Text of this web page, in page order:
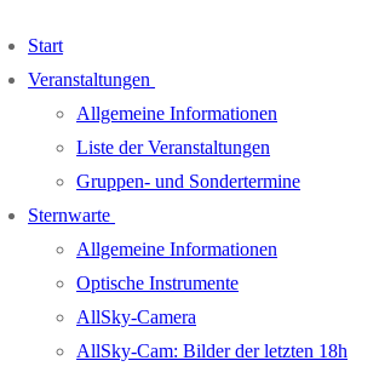
Start
Veranstaltungen
Allgemeine Informationen
Liste der Veranstaltungen
Gruppen- und Sondertermine
Sternwarte
Allgemeine Informationen
Optische Instrumente
AllSky-Camera
AllSky-Cam: Bilder der letzten 18h